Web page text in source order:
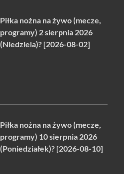
Piłka nożna na żywo (mecze,
programy) 2 sierpnia 2026
(Niedziela)? [2026-08-02]
Piłka nożna na żywo (mecze,
programy) 10 sierpnia 2026
(Poniedziałek)? [2026-08-10]